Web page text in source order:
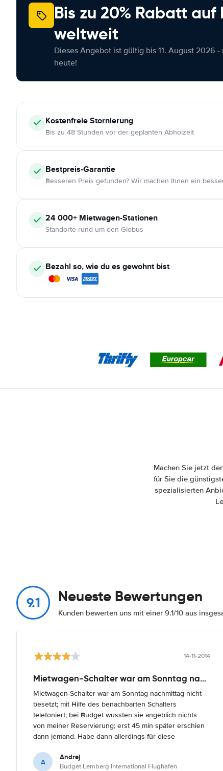
Bis zu 20% Rabatt
weltweit
Dieses Angebot ist gültig bis 11. August 2026
heute!
KostenfreieStornierung
Bis zu 48 Stunden vor der geplanten Abholzeit
Bestpreis-Garantie
Besseren Preis gefunden? Wir machen Ihnen ein
24 000+ Mietwagen-Stationen
Standorte rund um den Globus
Bezahl so, wie du es gewohnt bist
Machen Sie jetzt
für Sie die
spezialisierten
9.1 Neueste Bewertungen
Kunden bewerten uns mit einer 9.1/10 aus
14-11-2014
Mietwagen-Schalter war am Sonntag nachmittag
Mietwagen-Schalter war am Sonntag nachmittag nicht
besetzt; mit Hilfe des benachbarten Schalters
telefoniert; bei Budget wussten sie angeblich nichts
von meiner Reservierung; erst 45 min später erschien
dann jemand. Habe dann allerdings für diese
A Andrej
Budget Lemberg International Flughafen